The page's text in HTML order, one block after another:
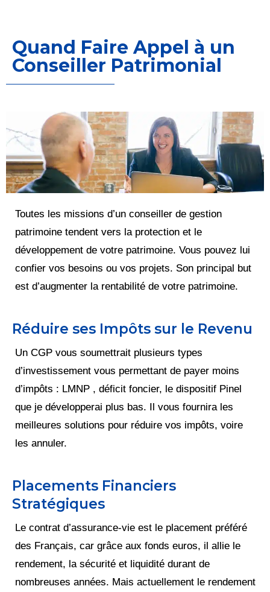
Quand Faire Appel à un
Conseiller Patrimonial
Toutes les missions d’un conseiller de gestion
patrimoine tendent vers la protection et le
développement de votre patrimoine. Vous pouvez lui
confier vos besoins ou vos projets. Son principal but
est d’augmenter la rentabilité de votre patrimoine.
Réduire ses Impôts sur le Revenu
Un CGP vous soumettrait plusieurs types
d’investissement vous permettant de payer moins
d’impôts : LMNP , déficit foncier, le dispositif Pinel
que je développerai plus bas. Il vous fournira les
meilleures solutions pour réduire vos impôts, voire
les annuler.
Placements Financiers
Stratégiques
Le contrat d’assurance-vie est le placement préféré
des Français, car grâce aux fonds euros, il allie le
rendement, la sécurité et liquidité durant de
nombreuses années. Mais actuellement le rendement